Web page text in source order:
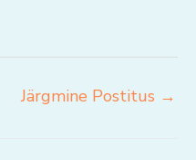
Järgmine Postitus →